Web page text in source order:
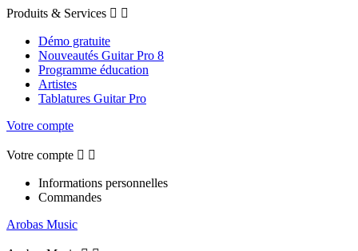
Produits & Services  
Démo gratuite
Nouveautés Guitar Pro 8
Programme éducation
Artistes
Tablatures Guitar Pro
Votre compte
Votre compte  
Informations personnelles
Commandes
Arobas Music